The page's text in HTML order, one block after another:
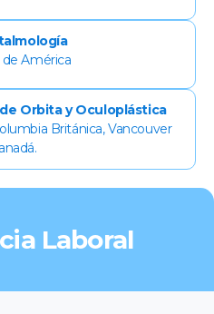
América
Orbita y Oculoplástica
Británica, Vancouver
Laboral